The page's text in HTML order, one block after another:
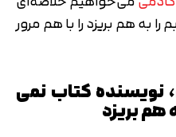
به هم بریزد را با هم مرور
نویسنده کتاب نمی
هم بریزد